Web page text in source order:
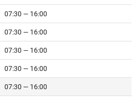
07:30 — 16:00
07:30 — 16:00
07:30 — 16:00
07:30 — 16:00
07:30 — 16:00